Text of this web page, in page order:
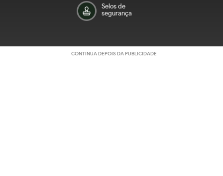
Selos de
segurança
CONTINUA DEPOIS DA PUBLICIDADE